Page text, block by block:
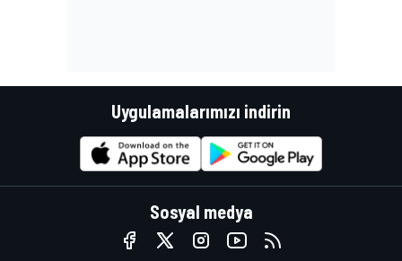
Uygulamalarımızı indirin
Sosyal medya